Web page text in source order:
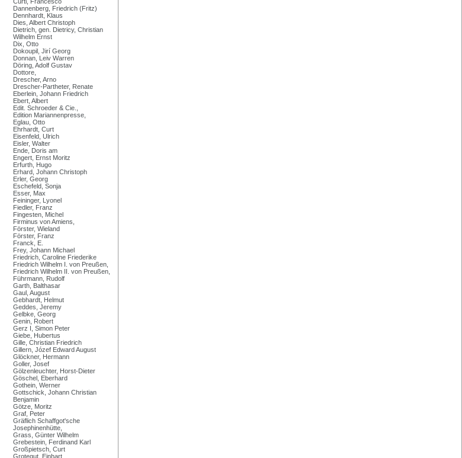
Dannenberg, Friedrich (Fritz)
Dennhardt, Klaus
Dies, Albert Christoph
Dietrich, gen. Dietricy, Christian
Wilhelm Ernst
Dix, Otto
Dokoupil, Jirí Georg
Donnan, Leiv Warren
Döring, Adolf Gustav
Dottore,
Drescher, Arno
Drescher-Partheter, Renate
Eberlein, Johann Friedrich
Ebert, Albert
Edit. Schroeder & Cie.,
Edition Mariannenpresse,
Eglau, Otto
Ehrhardt, Curt
Eisenfeld, Ulrich
Eisler, Walter
Ende, Doris am
Engert, Ernst Moritz
Erfurth, Hugo
Erhard, Johann Christoph
Erler, Georg
Eschefeld, Sonja
Esser, Max
Feininger, Lyonel
Fiedler, Franz
Fingesten, Michel
Firminus von Amiens,
Förster, Wieland
Förster, Franz
Franck, E.
Frey, Johann Michael
Friedrich, Caroline Friederike
Friedrich Wilhelm I. von Preußen,
Friedrich Wilhelm II. von Preußen,
Führmann, Rudolf
Garth, Balthasar
Gaul, August
Gebhardt, Helmut
Geddes, Jeremy
Gelbke, Georg
Genin, Robert
Gerz I, Simon Peter
Giebe, Hubertus
Gille, Christian Friedrich
Gillern, Józef Edward August
Glöckner, Hermann
Goller, Josef
Gölzenleuchter, Horst-Dieter
Göschel, Eberhard
Gothein, Werner
Gottschick, Johann Christian
Benjamin
Götze, Moritz
Graf, Peter
Gräflich Schaffgot'sche
Josephinenhütte,
Grass, Günter Wilhelm
Grebestein, Ferdinand Karl
Großpietsch, Curt
Grotegut, Einhart